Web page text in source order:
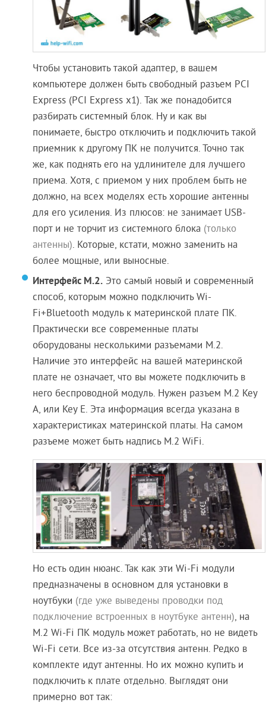
Чтобы установить такой адаптер, в вашем
компьютере должен быть свободный разъем PCI
Express (PCI Express x1). Так же понадобится
разбирать системный блок. Ну и как вы
понимаете, быстро отключить и подключить такой
приемник к другому ПК не получится. Точно так
же, как поднять его на удлинителе для лучшего
приема. Хотя, с приемом у них проблем быть не
должно, на всех моделях есть хорошие антенны
для его усиления. Из плюсов: не занимает USB-
порт и не торчит из системного блока (только
антенны). Которые, кстати, можно заменить на
более мощные, или выносные.
Интерфейс M.2. Это самый новый и современный
способ, которым можно подключить Wi-
Fi+Bluetooth модуль к материнской плате ПК.
Практически все современные платы
оборудованы несколькими разъемами M.2.
Наличие это интерфейс на вашей материнской
плате не означает, что вы можете подключить в
него беспроводной модуль. Нужен разъем M.2 Key
A, или Key E. Эта информация всегда указана в
характеристиках материнской платы. На самом
разъеме может быть надпись M.2 WiFi.
Но есть один нюанс. Так как эти Wi-Fi модули
предназначены в основном для установки в
ноутбуки (где уже выведены проводки под
подключение встроенных в ноутбуке антенн), на
M.2 Wi-Fi ПК модуль может работать, но не видеть
Wi-Fi сети. Все из-за отсутствия антенн. Редко в
комплекте идут антенны. Но их можно купить и
подключить к плате отдельно. Выглядят они
примерно вот так: